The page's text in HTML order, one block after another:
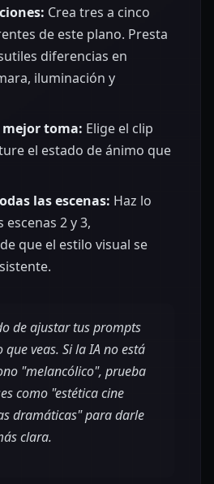
Crea tres a cinco
de este plano. Presta
diferencias en
iluminación y
mejor toma: Elige el clip
el estado de ánimo que
las escenas: Haz lo
2 y 3,
que el estilo visual se
de ajustar tus prompts
veas. Si la IA no está
"melancólico", prueba
como "estética cine
dramáticas" para darle
clara.